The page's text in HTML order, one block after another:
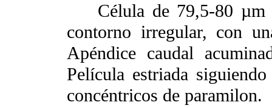
Célula de 79,5-80 µm
contorno irregular, con
Apéndice caudal
Película estriada
concéntricos de paramilon.